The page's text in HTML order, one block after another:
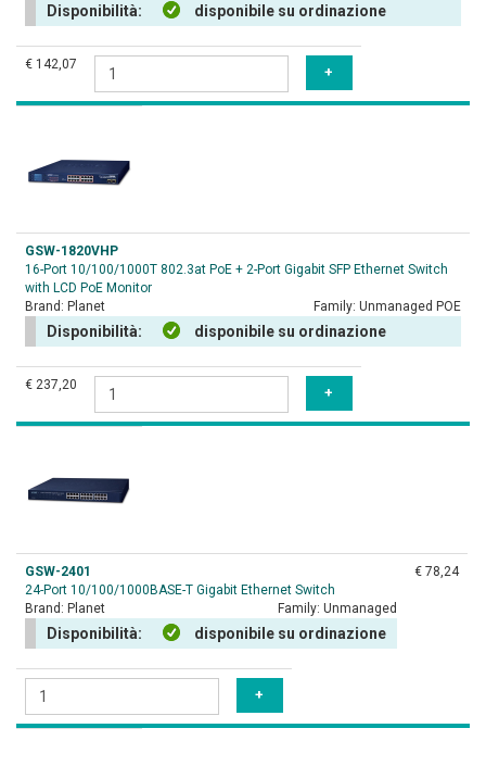
Disponibilità: disponibile su ordinazione
€ 142,07
GSW-1820VHP
16-Port 10/100/1000T 802.3at PoE + 2-Port Gigabit SFP Ethernet Switch
with LCD PoE Monitor
Brand: Planet Family: Unmanaged POE
Disponibilità: disponibile su ordinazione
€ 237,20
GSW-2401
24-Port 10/100/1000BASE-T Gigabit Ethernet Switch
Brand: Planet Family: Unmanaged
Disponibilità: disponibile su ordinazione
€ 78,24